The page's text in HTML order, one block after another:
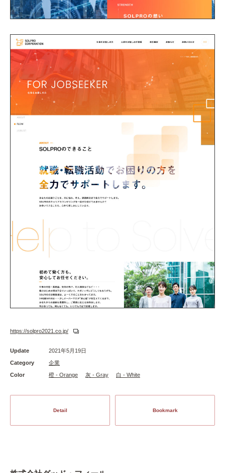
https://solpro2021.co.jp/
Update
2021年5月19日
Category
企業
Color
橙 - Orange 灰 - Gray 白 - White
Detail Bookmark